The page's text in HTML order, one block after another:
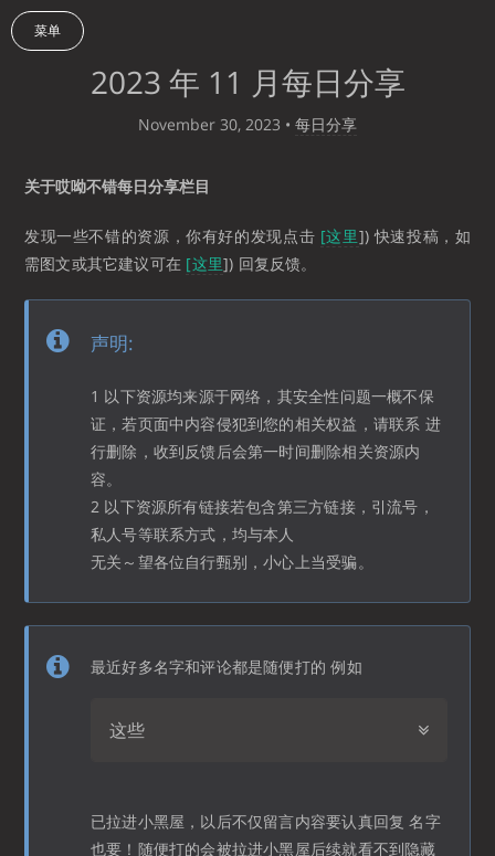
菜单
2023 年 11 月每日分享
November 30, 2023 • 每日分享
关于哎呦不错每日分享栏目
发现一些不错的资源，你有好的发现点击 [这里]) 快速投稿，如
需图文或其它建议可在 [这里]) 回复反馈。
声明:
1 以下资源均来源于网络，其安全性问题一概不保
证，若页面中内容侵犯到您的相关权益，请联系 进
行删除，收到反馈后会第一时间删除相关资源内
容。
2 以下资源所有链接若包含第三方链接，引流号，
私人号等联系方式，均与本人
无关～望各位自行甄别，小心上当受骗。
最近好多名字和评论都是随便打的 例如
这些
已拉进小黑屋，以后不仅留言内容要认真回复 名字
也要！随便打的会被拉进小黑屋后续就看不到隐藏